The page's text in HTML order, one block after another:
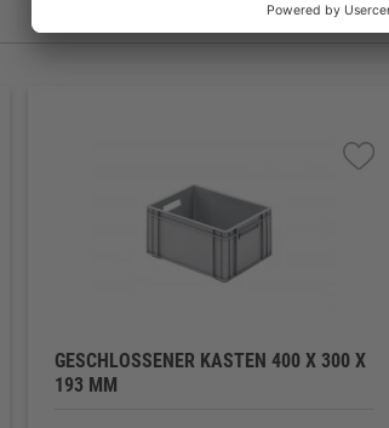
GESCHLOSSENER KASTEN 400 X 300 X
193 MM